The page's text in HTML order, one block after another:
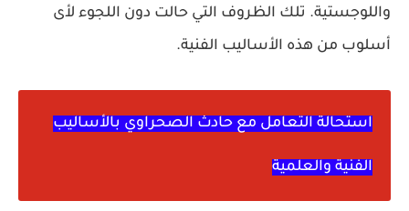
واللوجستية. تلك الظروف التي حالت دون اللجوء لأى
أسلوب من هذه الأساليب الفنية.
استحالة التعامل مع حادث الصحراوي بالأساليب
الفنية والعلمية